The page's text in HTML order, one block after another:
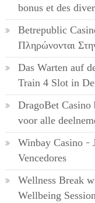
bonus et des
Betrepublic
Πληρώνονται
Das Warten auf
Train 4 Slot in
DragoBet
voor alle
Winbay Casino –
Vencedores
Wellness Break
Wellbeing